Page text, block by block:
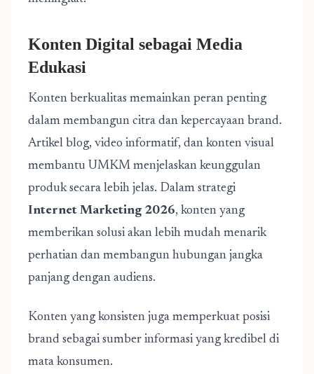
Konten Digital sebagai Media
Edukasi
Konten berkualitas memainkan peran penting
dalam membangun citra dan kepercayaan brand.
Artikel blog, video informatif, dan konten visual
membantu UMKM menjelaskan keunggulan
produk secara lebih jelas. Dalam strategi
Internet Marketing 2026, konten yang
memberikan solusi akan lebih mudah menarik
perhatian dan membangun hubungan jangka
panjang dengan audiens.
Konten yang konsisten juga memperkuat posisi
brand sebagai sumber informasi yang kredibel di
mata konsumen.